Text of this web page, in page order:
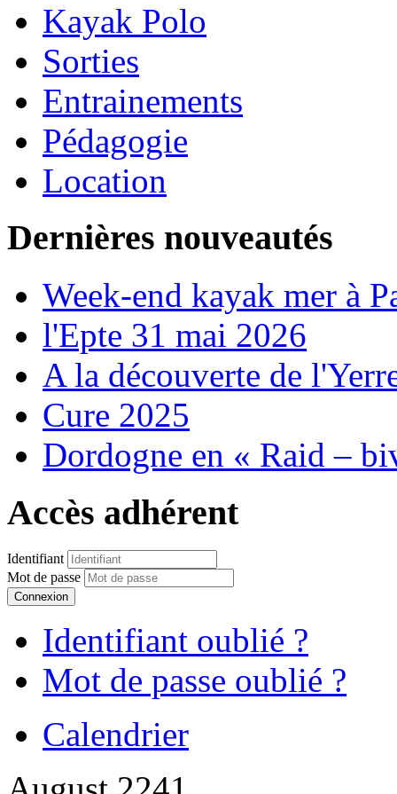
Kayak Polo
Sorties
Entrainements
Pédagogie
Location
Dernières nouveautés
Week-end kayak mer à
l'Epte 31 mai 2026
A la découverte de
Cure 2025
Dordogne en « Raid –
Accès adhérent
Identifiant
Mot de passe
Connexion
Identifiant oublié ?
Mot de passe oublié ?
Calendrier